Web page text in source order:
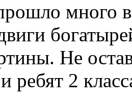
много
Не
ребят 2